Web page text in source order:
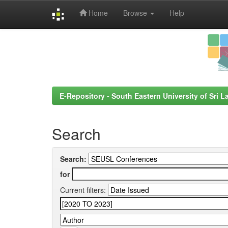
Home Browse Help
E-Repository - South Eastern University of Sri
Search
Search:
for
Current filters: